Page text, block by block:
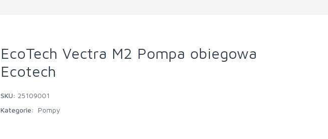
EcoTech Vectra M2 Pompa obiegowa
Ecotech
SKU: 25109001
Kategorie:
Pompy